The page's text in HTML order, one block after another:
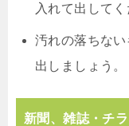
入れて出してく
汚れの落ちな
出しましょう。
新聞、雑誌・チ